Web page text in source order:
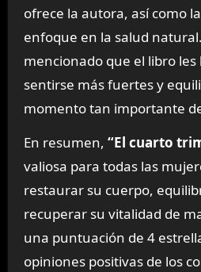
ofrece la autora, así como
enfoque en la salud
mencionado que el libro les
sentirse más fuertes y
momento tan importante
En resumen, “El cuarto
valiosa para todas las
restaurar su cuerpo,
recuperar su vitalidad de
una puntuación de 4
opiniones positivas de los